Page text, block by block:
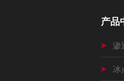
产品
渗
冰